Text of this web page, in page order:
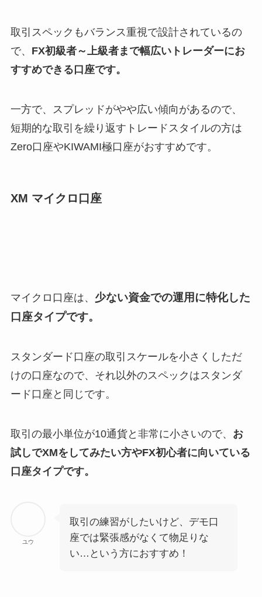
取引スペックもバランス重視で設計されているの
で、 FX初級者～上級者まで幅広いトレーダーにお
すすめできる口座です。
一方で、スプレッドがやや広い傾向があるので、
短期的な取引を繰り返すトレードスタイルの方は
Zero口座やKIWAMI極口座がおすすめです。
XM マイクロ口座
マイクロ口座は、 少ない資金での運用に特化した
口座タイプです。
スタンダード口座の取引スケールを小さくしただ
けの口座なので、それ以外のスペックはスタンダ
ード口座と同じです。
取引の最小単位が10通貨と非常に小さいので、 お
試しでXMをしてみたい方やFX初心者に向いている
口座タイプです。
ユウ
取引の練習がしたいけど、デモ口
座では緊張感がなくて物足りな
い…という方におすすめ！